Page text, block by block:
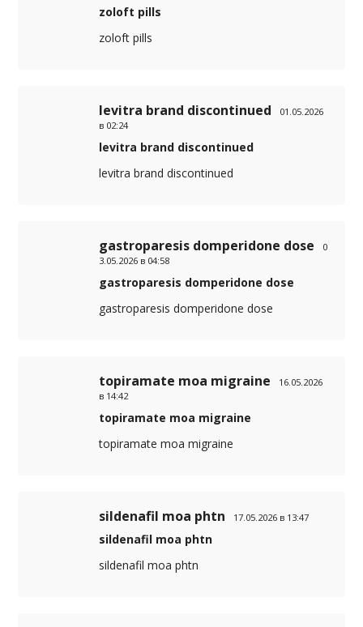
zoloft pills
zoloft pills
levitra brand discontinued
01.05.2026
в 02:24
levitra brand discontinued
levitra brand discontinued
gastroparesis domperidone dose
0
3.05.2026 в 04:58
gastroparesis domperidone dose
gastroparesis domperidone dose
topiramate moa migraine
16.05.2026
в 14:42
topiramate moa migraine
topiramate moa migraine
sildenafil moa phtn 17.05.2026 в 13:47
sildenafil moa phtn
sildenafil moa phtn